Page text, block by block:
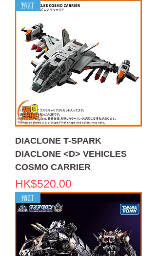
預訂
DIACLONE T-SPARK
DIACLONE <D> VEHICLES
COSMO CARRIER
價格
HK$520.00
預訂